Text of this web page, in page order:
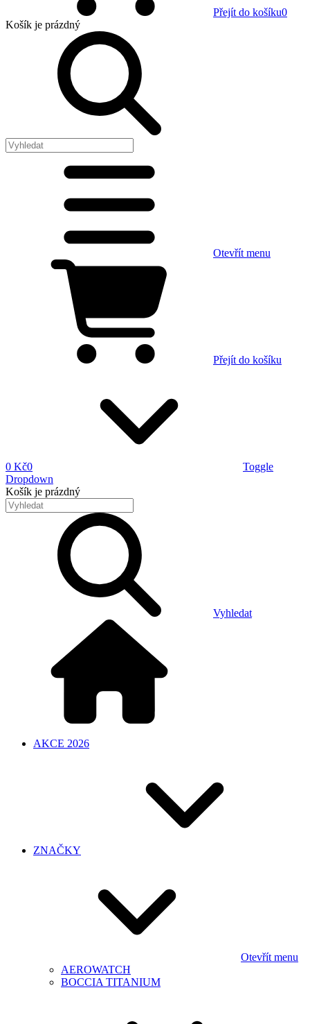
Přejít do košíku0
Košík je prázdný
Otevřít menu
Přejít do košíku
0 Kč0
Toggle
Dropdown
Košík je prázdný
Vyhledat
AKCE 2026
ZNAČKY
Otevřít menu
AEROWATCH
BOCCIA TITANIUM